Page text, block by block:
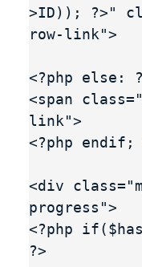
>ID)); ?>"
row-link">
<?php else:
<span
link">
<?php endif;
<div
progress">
<?php
?>